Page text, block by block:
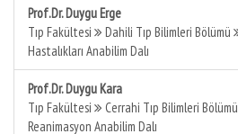
Prof.Dr. Duygu Erge
Tıp Fakültesi
Dahili Tıp Bilimleri Bölümü
Hastalıkları Anabilim Dalı
Prof.Dr. Duygu Kara
Tıp Fakültesi
Cerrahi Tıp Bilimleri Bölümü
Reanimasyon Anabilim Dalı